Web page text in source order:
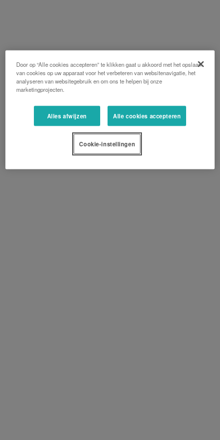
Door op “Alle cookies accepteren” te klikken gaat u akkoord met het opslaan
van cookies op uw apparaat voor het verbeteren van websitenavigatie, het
analyseren van websitegebruik en om ons te helpen bij onze
marketingprojecten.
Alles afwijzen Alle cookies accepteren
Cookie-instellingen